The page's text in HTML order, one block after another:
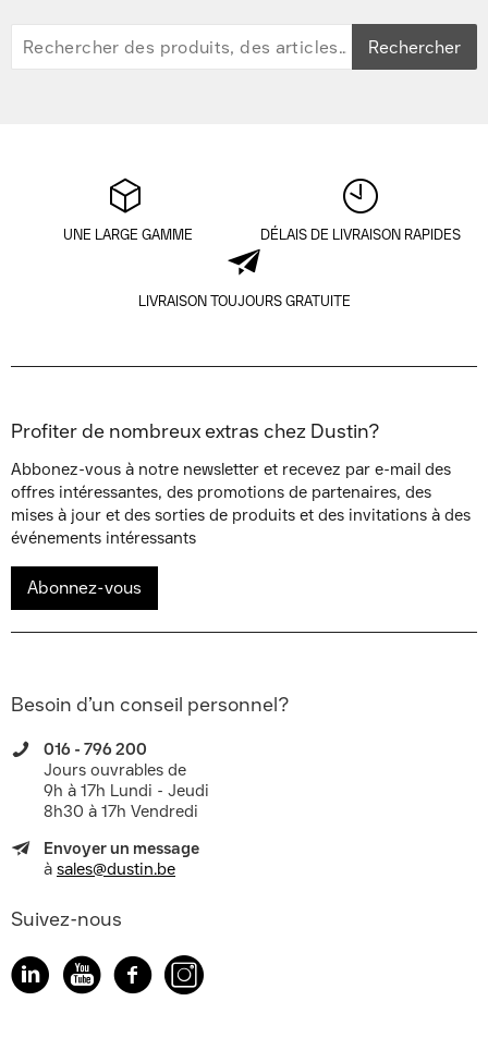
Rechercher
UNE LARGE GAMME DÉLAIS DE LIVRAISON RAPIDES
LIVRAISON TOUJOURS GRATUITE
Profiter de nombreux extras chez Dustin?
Abbonez-vous à notre newsletter et recevez par e-mail des
offres intéressantes, des promotions de partenaires, des
mises à jour et des sorties de produits et des invitations à des
événements intéressants
Abonnez-vous
Besoin d’un conseil personnel?
016 - 796 200
Jours ouvrables de
9h à 17h Lundi - Jeudi
8h30 à 17h Vendredi
Envoyer un message
à sales@dustin.be
Suivez-nous